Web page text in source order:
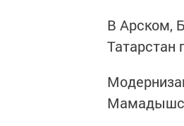
В Арском,
Татарстан